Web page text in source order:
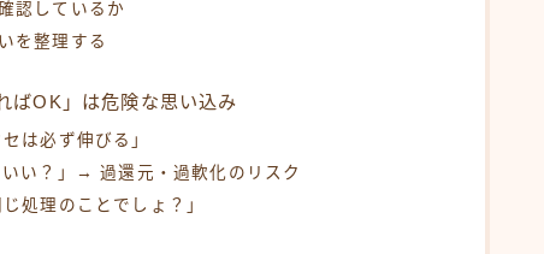
ヘアケア・基礎知識
正しいヘアケア
食事・生活習慣
認しているか
を整理する
ばOK」は危険な思い込み
は必ず伸びる」
い？」→ 過還元・過軟化のリスク
処理のことでしょ？」